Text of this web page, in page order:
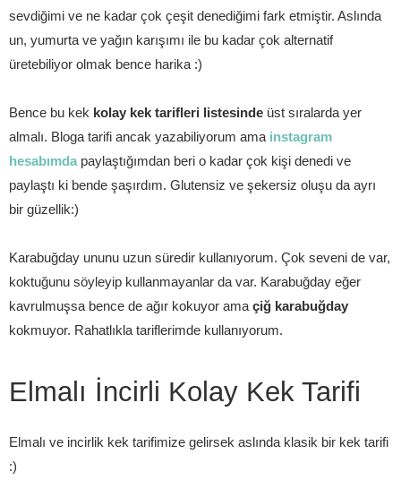
sevdiğimi ve ne kadar çok çeşit denediğimi fark etmiştir. Aslında
un, yumurta ve yağın karışımı ile bu kadar çok alternatif
üretebiliyor olmak bence harika :)
Bence bu kek kolay kek tarifleri listesinde üst sıralarda yer
almalı. Bloga tarifi ancak yazabiliyorum ama instagram
hesabımda paylaştığımdan beri o kadar çok kişi denedi ve
paylaştı ki bende şaşırdım. Glutensiz ve şekersiz oluşu da ayrı
bir güzellik:)
Karabuğday ununu uzun süredir kullanıyorum. Çok seveni de var,
koktuğunu söyleyip kullanmayanlar da var. Karabuğday eğer
kavrulmuşsa bence de ağır kokuyor ama çiğ karabuğday
kokmuyor. Rahatlıkla tariflerimde kullanıyorum.
Elmalı İncirli Kolay Kek Tarifi
Elmalı ve incirlik kek tarifimize gelirsek aslında klasik bir kek tarifi
:)